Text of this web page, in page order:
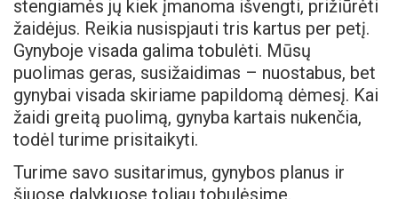
stengiamės jų kiek įmanoma išvengti, prižiūrėti
žaidėjus. Reikia nusispjauti tris kartus per petį.
Gynyboje visada galima tobulėti. Mūsų
puolimas geras, susižaidimas – nuostabus, bet
gynybai visada skiriame papildomą dėmesį. Kai
žaidi greitą puolimą, gynyba kartais nukenčia,
todėl turime prisitaikyti.
Turime savo susitarimus, gynybos planus ir